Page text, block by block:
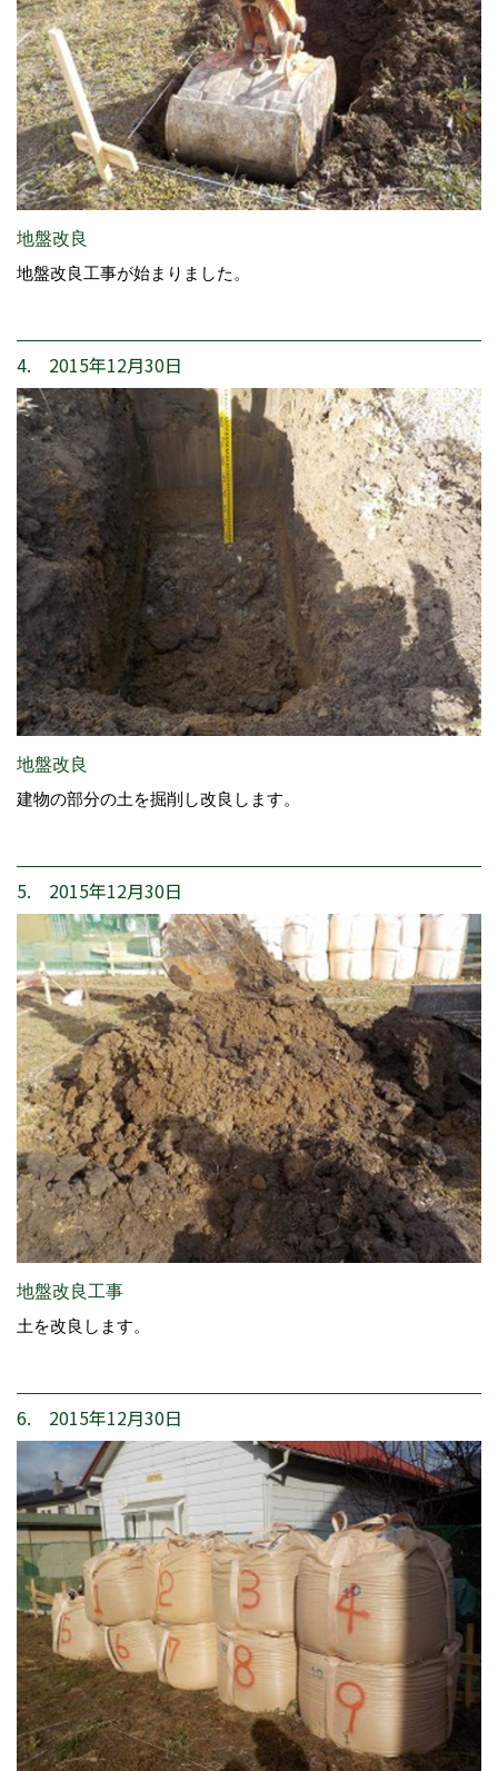
地盤改良
地盤改良工事が始まりました。
4. 2015年12月30日
地盤改良
建物の部分の土を掘削し改良します。
5. 2015年12月30日
地盤改良工事
土を改良します。
6. 2015年12月30日